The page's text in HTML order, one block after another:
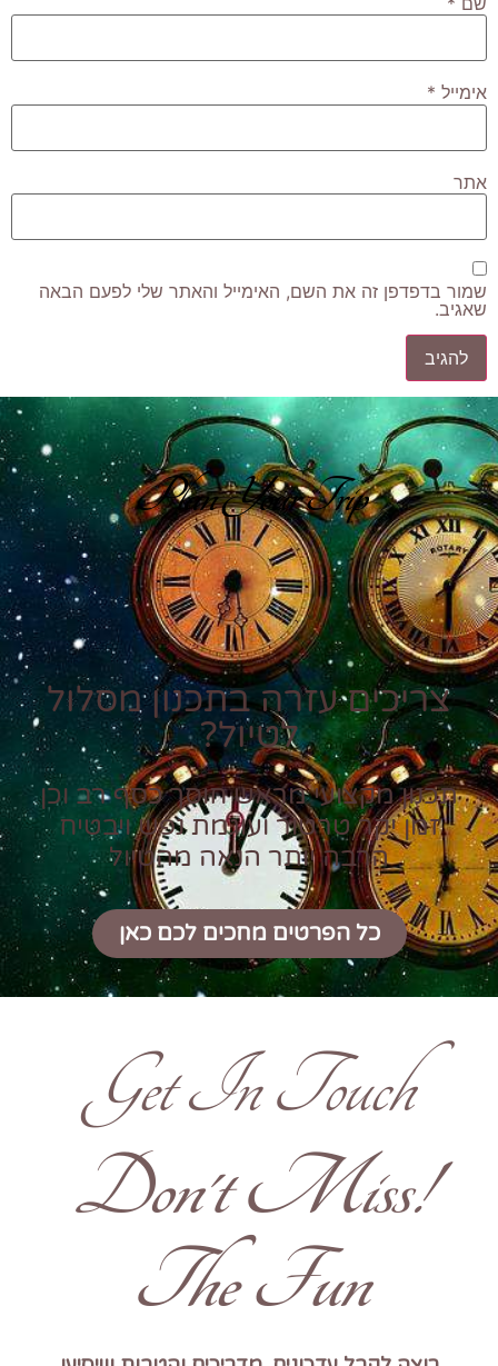
אימייל *
אתר
שמור בדפדפן זה את השם, האימייל והאתר שלי לפעם הבאה
שאגיב.
Plan Your Trip
צריכים עזרה בתכנון מסלול
לטיול?
תכנון מקצועי מראש חוסך כסף רב וכן
זמן יקר טרטור ועוגמת נפש ויבטיח
הרבה יותר הנאה מהטיול
כל הפרטים מחכים לכם כאן
Get In Touch
!Don't Miss
The Fun